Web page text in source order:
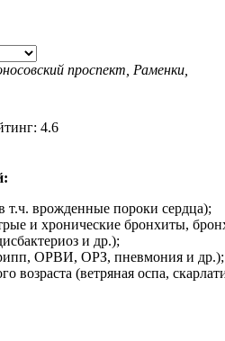
проспект, Раменки,
4.6
т.ч. врожденные пороки сердца);
и хронические бронхиты,
и др.);
ОРВИ, ОРЗ, пневмония и др.);
возраста (ветряная оспа,